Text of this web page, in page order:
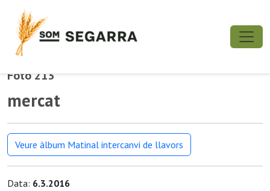
Foto 213
mercat
Veure àlbum Matinal intercanvi de llavors
Data: 6.3.2016